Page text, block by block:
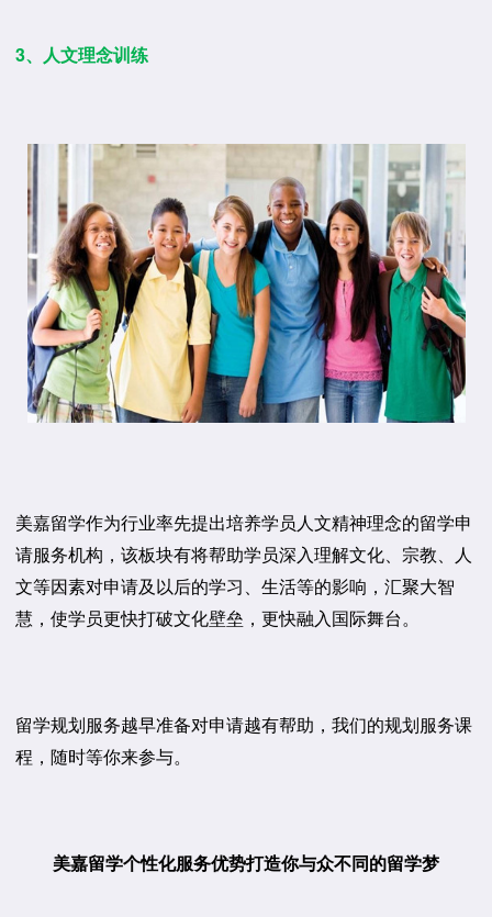
3、人文理念训练
美嘉留学作为行业率先提出培养学员人文精神理念的留学申
请服务机构，该板块有将帮助学员深入理解文化、宗教、人
文等因素对申请及以后的学习、生活等的影响，汇聚大智
慧，使学员更快打破文化壁垒，更快融入国际舞台。
留学规划服务越早准备对申请越有帮助，我们的规划服务课
程，随时等你来参与。
美嘉留学个性化服务优势打造你与众不同的留学梦